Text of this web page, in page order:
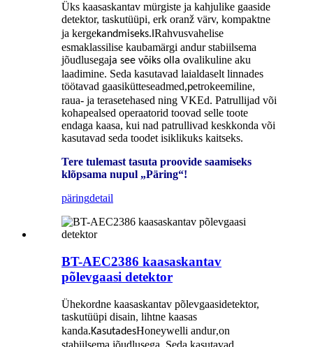
Üks kaasaskantav mürgiste ja kahjulike gaaside
detektor, taskutüüpi, erk oranž värv, kompaktne
ja kergekandmiseks.IRahvusvahelise
esmaklassilise kaubamärgi andur stabiilsema
jõudlusegaja see võiks olla ovalikuline aku
laadimine. Seda kasutavad laialdaselt linnades
töötavad gaasikütteseadmed,petrokeemiline,
raua- ja terasetehased ning VKEd. Patrullijad või
kohapealsed operaatorid toovad selle toote
endaga kaasa, kui nad patrullivad keskkonda või
kasutavad seda toodet isiklikuks kaitseks.
Tere tulemast tasuta proovide saamiseks
klõpsama nupul „Päring“!
päringdetail
BT-AEC2386 kaasaskantav
põlevgaasi detektor
Ühekordne kaasaskantav põlevgaasidetektor,
taskutüüpi disain, lihtne kaasas
kanda.KasutadesHoneywelli andur,on
stabiilsema jõudlusega. Seda kasutavad